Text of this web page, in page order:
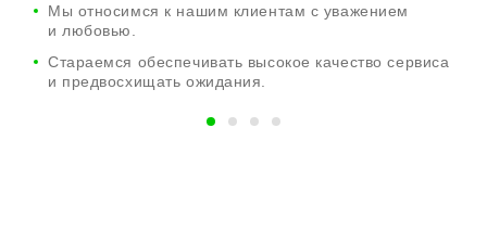
Мы относимся к нашим клиентам с уважением
и любовью.
Стараемся обеспечивать высокое качество сервиса
и предвосхищать ожидания.